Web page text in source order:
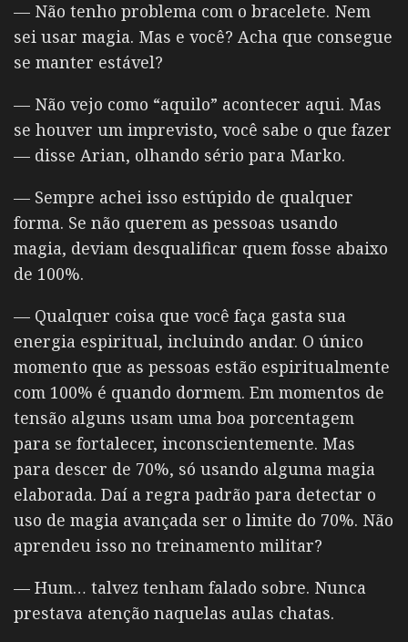
— Não tenho problema com o bracelete. Nem
sei usar magia. Mas e você? Acha que consegue
se manter estável?
— Não vejo como “aquilo” acontecer aqui. Mas
se houver um imprevisto, você sabe o que fazer
— disse Arian, olhando sério para Marko.
— Sempre achei isso estúpido de qualquer
forma. Se não querem as pessoas usando
magia, deviam desqualificar quem fosse abaixo
de 100%.
— Qualquer coisa que você faça gasta sua
energia espiritual, incluindo andar. O único
momento que as pessoas estão espiritualmente
com 100% é quando dormem. Em momentos de
tensão alguns usam uma boa porcentagem
para se fortalecer, inconscientemente. Mas
para descer de 70%, só usando alguma magia
elaborada. Daí a regra padrão para detectar o
uso de magia avançada ser o limite do 70%. Não
aprendeu isso no treinamento militar?
— Hum… talvez tenham falado sobre. Nunca
prestava atenção naquelas aulas chatas.